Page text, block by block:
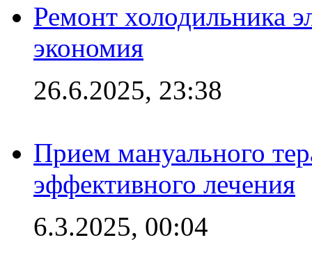
Ремонт холодильника
экономия
26.6.2025, 23:38
Прием мануального
эффективного лечения
6.3.2025, 00:04